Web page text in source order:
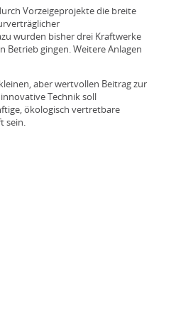
(Ossberger)
Eixendorf
Leinau
Vorzeigeprojekte die breite
wurden bisher drei Kraftwerke
Betrieb gingen. Weitere Anlagen
aber wertvollen Beitrag zur
Technik soll
ökologisch vertretbare
sein.